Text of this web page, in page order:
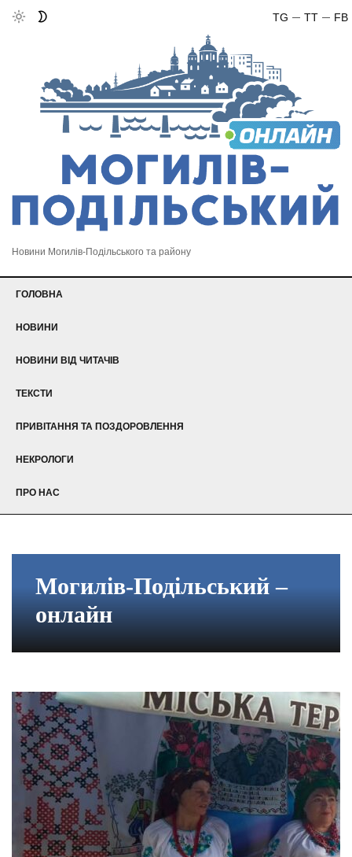
FB
TT
TG
Новини Могилів-Подільського та району
ГОЛОВНА
НОВИНИ
НОВИНИ ВІД ЧИТАЧІВ
ТЕКСТИ
ПРИВІТАННЯ ТА ПОЗДОРОВЛЕННЯ
НЕКРОЛОГИ
ПРО НАС
Могилів-Подільський –
онлайн